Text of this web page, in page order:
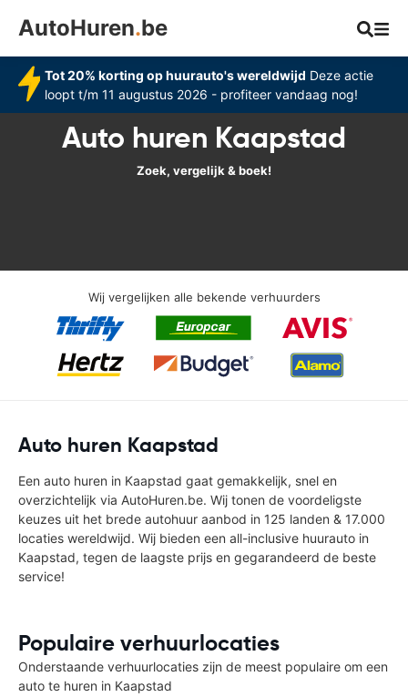
AutoHuren.be
Tot 20% korting op huurauto's wereldwijd Deze actie
loopt t/m 11 augustus 2026 - profiteer vandaag nog!
Auto huren Kaapstad
Zoek, vergelijk & boek!
Wij vergelijken alle bekende verhuurders
Auto huren Kaapstad
Een auto huren in Kaapstad gaat gemakkelijk, snel en
overzichtelijk via AutoHuren.be. Wij tonen de voordeligste
keuzes uit het brede autohuur aanbod in 125 landen & 17.000
locaties wereldwijd. Wij bieden een all-inclusive huurauto in
Kaapstad, tegen de laagste prijs en gegarandeerd de beste
service!
Populaire verhuurlocaties
Onderstaande verhuurlocaties zijn de meest populaire om een
auto te huren in Kaapstad